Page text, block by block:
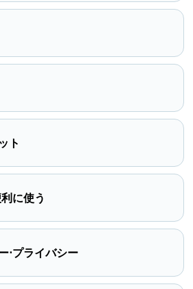
ト
に使う
⋅プライバシー